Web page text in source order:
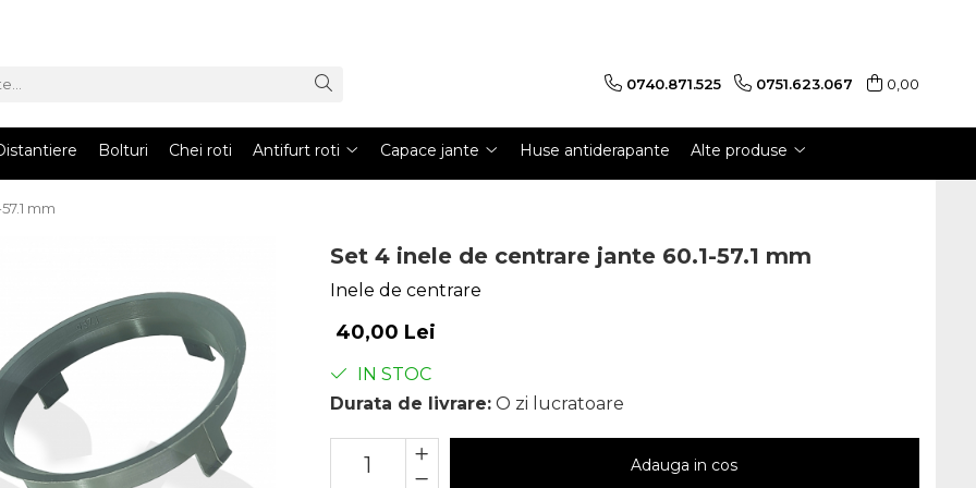
0740.871.525 0751.623.067 0,00
Bolturi Chei roti Antifurt roti Capace jante Huse antiderapante Alte produse
mm
Set 4 inele de centrare jante 60.1-57.1 mm
Inele de centrare
40,00 Lei
IN STOC
Durata de livrare:O zi lucratoare
Adauga in cos